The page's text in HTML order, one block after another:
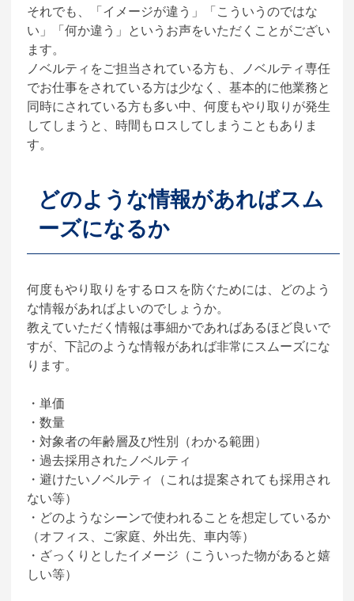
それでも、「イメージが違う」「こういうのではな
い」「何か違う」というお声をいただくことがござい
ます。
ノベルティをご担当されている方も、ノベルティ専任
でお仕事をされている方は少なく、基本的に他業務と
同時にされている方も多い中、何度もやり取りが発生
してしまうと、時間もロスしてしまうこともありま
す。
どのような情報があればスム
ーズになるか
何度もやり取りをするロスを防ぐためには、どのよう
な情報があればよいのでしょうか。
教えていただく情報は事細かであればあるほど良いで
すが、下記のような情報があれば非常にスムーズにな
ります。
・単価
・数量
・対象者の年齢層及び性別（わかる範囲）
・過去採用されたノベルティ
・避けたいノベルティ（これは提案されても採用され
ない等）
・どのようなシーンで使われることを想定しているか
（オフィス、ご家庭、外出先、車内等）
・ざっくりとしたイメージ（こういった物があると嬉
しい等）